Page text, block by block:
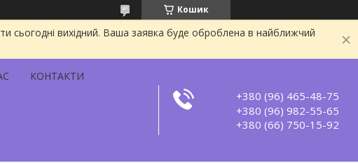
Кошик
сьогодні вихідний. Ваша заявка буде оброблена в найближчий
КОНТАКТИ
+380 (96) 465-48-75
+380 (96) 982-55-65
+380 (66) 750-15-92